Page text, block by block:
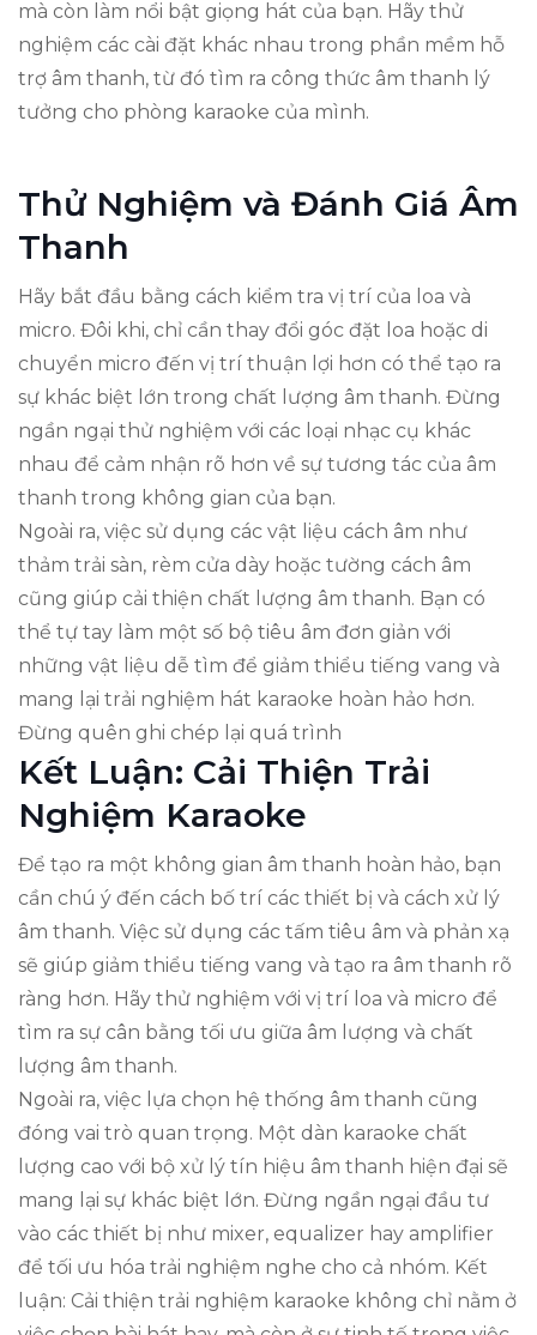
mà còn làm nổi bật giọng hát của bạn. Hãy thử
nghiệm các cài đặt khác nhau trong phần mềm hỗ
trợ âm thanh, từ đó tìm ra công thức âm thanh lý
tưởng cho phòng karaoke của mình.
Thử Nghiệm và Đánh Giá Âm
Thanh
Hãy bắt đầu bằng cách kiểm tra vị trí của loa và
micro. Đôi khi, chỉ cần thay đổi góc đặt loa hoặc di
chuyển micro đến vị trí thuận lợi hơn có thể tạo ra
sự khác biệt lớn trong chất lượng âm thanh. Đừng
ngần ngại thử nghiệm với các loại nhạc cụ khác
nhau để cảm nhận rõ hơn về sự tương tác của âm
thanh trong không gian của bạn.
Ngoài ra, việc sử dụng các vật liệu cách âm như
thảm trải sàn, rèm cửa dày hoặc tường cách âm
cũng giúp cải thiện chất lượng âm thanh. Bạn có
thể tự tay làm một số bộ tiêu âm đơn giản với
những vật liệu dễ tìm để giảm thiểu tiếng vang và
mang lại trải nghiệm hát karaoke hoàn hảo hơn.
Đừng quên ghi chép lại quá trình
Kết Luận: Cải Thiện Trải
Nghiệm Karaoke
Để tạo ra một không gian âm thanh hoàn hảo, bạn
cần chú ý đến cách bố trí các thiết bị và cách xử lý
âm thanh. Việc sử dụng các tấm tiêu âm và phản xạ
sẽ giúp giảm thiểu tiếng vang và tạo ra âm thanh rõ
ràng hơn. Hãy thử nghiệm với vị trí loa và micro để
tìm ra sự cân bằng tối ưu giữa âm lượng và chất
lượng âm thanh.
Ngoài ra, việc lựa chọn hệ thống âm thanh cũng
đóng vai trò quan trọng. Một dàn karaoke chất
lượng cao với bộ xử lý tín hiệu âm thanh hiện đại sẽ
mang lại sự khác biệt lớn. Đừng ngần ngại đầu tư
vào các thiết bị như mixer, equalizer hay amplifier
để tối ưu hóa trải nghiệm nghe cho cả nhóm. Kết
luận: Cải thiện trải nghiệm karaoke không chỉ nằm ở